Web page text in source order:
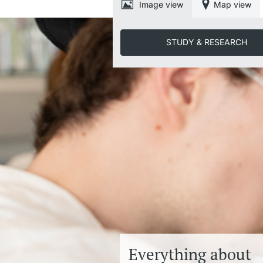
STUDY & RESEARCH
Image view Map view
Everything about